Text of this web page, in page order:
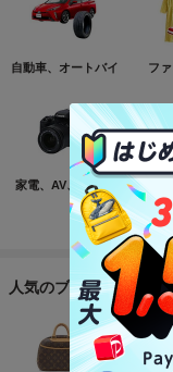
自動車、オートバイ フ
家電、AV、カメラ コ
人気のブランド